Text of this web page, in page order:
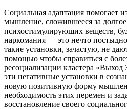
Социальная адаптация помогает
мышление, сложившееся за
психостимулирующих веществ,
наркомания — это нечто
такие установки, зачастую, не
помощью чтобы справиться с
ресоциализации кластера «Выход
эти негативные установки в
новую позитивную форму
необходимость этих перемен и
восстановление своего